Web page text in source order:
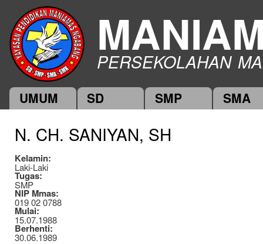
PERSEKOLAHAN
Main menu
UMUM SD SMP SMA
N. CH. SANIYAN, SH
Kelamin:
Laki-Laki
Tugas:
SMP
NIP Mmas:
019 02 0788
Mulai:
15.07.1988
Berhenti:
30.06.1989